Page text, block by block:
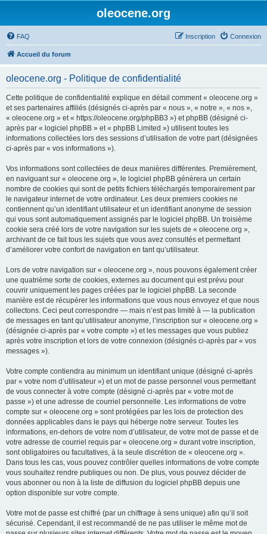
oleocene.org
FAQ Connexion
Inscription
Accueil du forum
oleocene.org - Politique de confidentialité
Cette politique de confidentialité explique en détail comment « oleocene.org »
et ses partenaires affiliés (désignés ci-après par « nous », « notre », « nos »,
« oleocene.org » et « https://oleocene.org/phpBB3 ») et phpBB (désigné ci-
après par « logiciel phpBB » et « phpBB Limited ») utilisent toutes les
informations collectées lors des sessions d’utilisation de votre part (désignées
ci-après par « vos informations »).
Vos informations sont collectées de deux manières différentes. Premièrement,
en naviguant sur « oleocene.org », le logiciel phpBB génèrera un certain
nombre de cookies qui sont de petits fichiers téléchargés temporairement par
le navigateur internet de votre ordinateur. Les deux premiers cookies ne
contiennent qu’un identifiant utilisateur et un identifiant anonyme de session
qui vous sont automatiquement assignés par le logiciel phpBB. Un troisième
cookie sera créé lors de votre navigation sur les sujets de « oleocene.org »,
archivant de ce fait tous les sujets que vous avez consultés et permettant
d’améliorer votre confort de navigation en tant qu’utilisateur.
Lors de votre navigation sur « oleocene.org », nous pouvons également créer
une quatrième sorte de cookies, externes au document qui est prévu pour
couvrir uniquement les pages créées par le logiciel phpBB. La seconde
manière est de récupérer les informations que vous nous envoyez et que nous
collectons. Ceci peut correspondre — mais n’est pas limité à — la publication
de messages en tant qu’utilisateur anonyme, l’inscription sur « oleocene.org »
(désignée ci-après par « votre compte ») et les messages que vous publiez
après votre inscription et lors de votre connexion (désignés ci-après par « vos
messages »).
Votre compte contiendra au minimum un identifiant unique (désigné ci-après
par « votre nom d’utilisateur ») et un mot de passe personnel vous permettant
de vous connecter à votre compte (désigné ci-après par « votre mot de
passe ») et une adresse de courriel personnelle. Les informations de votre
compte sur « oleocene.org » sont protégées par les lois de protection des
données applicables dans le pays qui héberge notre serveur. Toutes les
informations, en-dehors de votre nom d’utilisateur, de votre mot de passe et de
votre adresse de courriel requis par « oleocene.org » durant votre inscription,
sont obligatoires ou facultatives, à la seule discrétion de « oleocene.org ».
Dans tous les cas, vous pouvez contrôler quelles informations de votre compte
vous souhaitez rendre publiques ou non. De plus, vous pouvez décider de
vous abonner ou non à la liste de diffusion du logiciel phpBB depuis une
option disponible sur votre compte.
Votre mot de passe est chiffré (par un chiffrage à sens unique) afin qu’il soit
sécurisé. Cependant, il est recommandé de ne pas utiliser le même mot de